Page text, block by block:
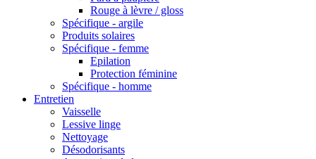
Rouge à lèvre / gloss
Spécifique - argile
Produits solaires
Spécifique - femme
Epilation
Protection féminine
Spécifique - homme
Entretien
Vaisselle
Lessive linge
Nettoyage
Désodorisants